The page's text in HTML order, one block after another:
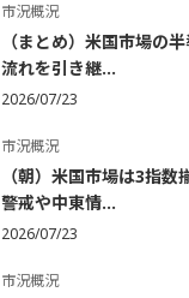
市況概況
（まとめ）米国市場の
流れを引き継...
2026/07/23
市況概況
（朝）米国市場は3指
警戒や中東情...
2026/07/23
市況概況